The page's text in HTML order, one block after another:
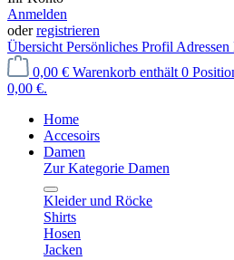
Anmelden
oderregistrieren
Übersicht Persönliches Profil Adressen
0,00 € Warenkorb enthält 0
0,00 €.
Home
Accesoirs
Damen
Zur Kategorie Damen
Kleider und Röcke
Shirts
Hosen
Jacken